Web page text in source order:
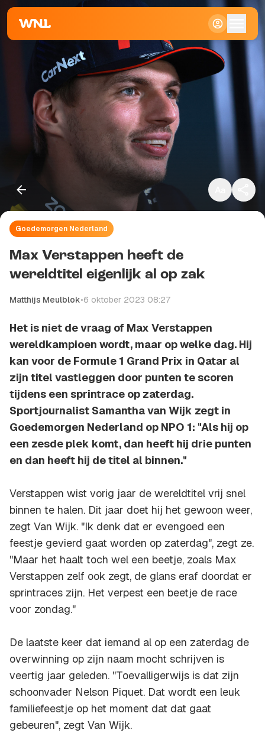
Goedemorgen Nederland
Max Verstappen heeft de
wereldtitel eigenlijk al op zak
Matthijs Meulblok•6 oktober 2023 08:27
Het is niet de vraag of Max Verstappen
wereldkampioen wordt, maar op welke dag. Hij
kan voor de Formule 1 Grand Prix in Qatar al
zijn titel vastleggen door punten te scoren
tijdens een sprintrace op zaterdag.
Sportjournalist Samantha van Wijk zegt in
Goedemorgen Nederland op NPO 1: "Als hij op
een zesde plek komt, dan heeft hij drie punten
en dan heeft hij de titel al binnen."
Verstappen wist vorig jaar de wereldtitel vrij snel
binnen te halen. Dit jaar doet hij het gewoon weer,
zegt Van Wijk. "Ik denk dat er evengoed een
feestje gevierd gaat worden op zaterdag", zegt ze.
"Maar het haalt toch wel een beetje, zoals Max
Verstappen zelf ook zegt, de glans eraf doordat er
sprintraces zijn. Het verpest een beetje de race
voor zondag."
De laatste keer dat iemand al op een zaterdag de
overwinning op zijn naam mocht schrijven is
veertig jaar geleden. "Toevalligerwijs is dat zijn
schoonvader Nelson Piquet. Dat wordt een leuk
familiefeestje op het moment dat dat gaat
gebeuren", zegt Van Wijk.